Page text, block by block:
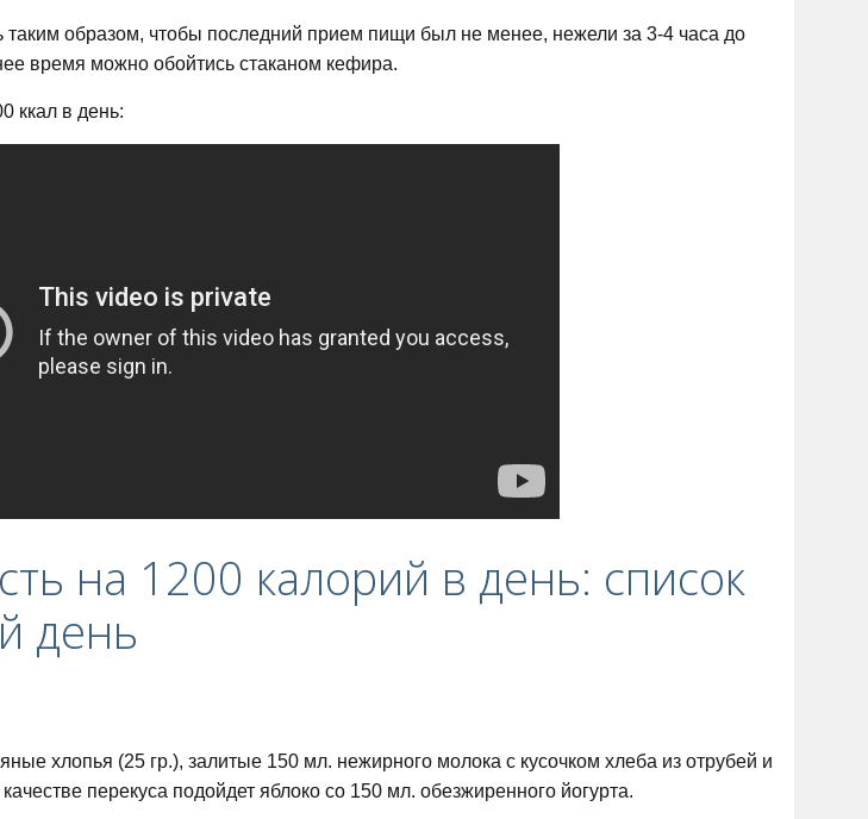
таким образом, чтобы последний прием пищи был не менее, нежели за 3-4 часа до
время можно обойтись стаканом кефира.
ккал в день:
на 1200 калорий в день: список
день
хлопья (25 гр.), залитые 150 мл. нежирного молока с кусочком хлеба из отрубей и
перекуса подойдет яблоко со 150 мл. обезжиренного йогурта.